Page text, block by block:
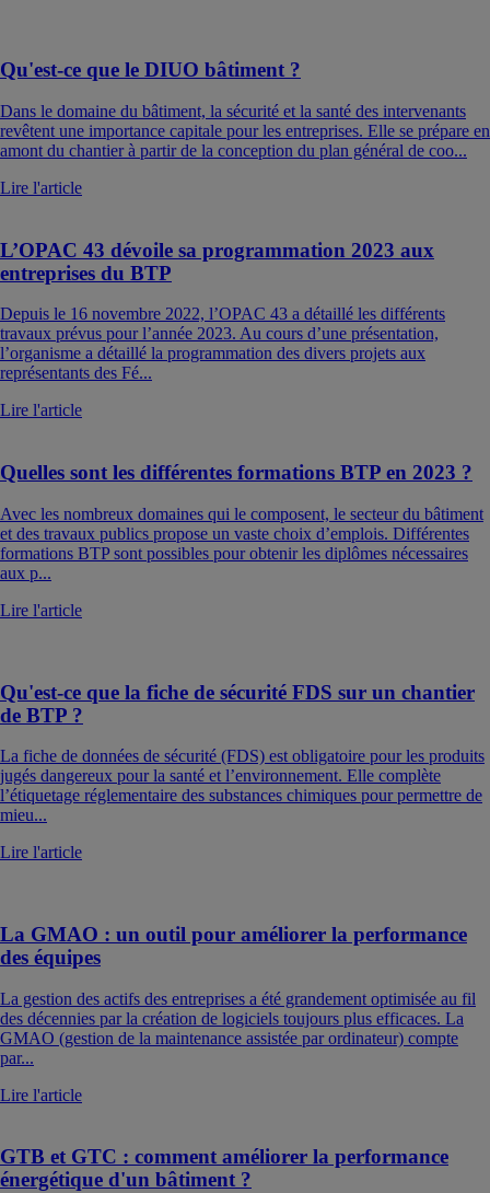
Qu'est-ce que le DIUO bâtiment ?
Dans le domaine du bâtiment, la sécurité et la santé des intervenants
revêtent une importance capitale pour les entreprises. Elle se prépare en
amont du chantier à partir de la conception du plan général de coo...
Lire l'article
L’OPAC 43 dévoile sa programmation 2023 aux
entreprises du BTP
Depuis le 16 novembre 2022, l’OPAC 43 a détaillé les différents
travaux prévus pour l’année 2023. Au cours d’une présentation,
l’organisme a détaillé la programmation des divers projets aux
représentants des Fé...
Lire l'article
Quelles sont les différentes formations BTP en 2023 ?
Avec les nombreux domaines qui le composent, le secteur du bâtiment
et des travaux publics propose un vaste choix d’emplois. Différentes
formations BTP sont possibles pour obtenir les diplômes nécessaires
aux p...
Lire l'article
Qu'est-ce que la fiche de sécurité FDS sur un chantier
de BTP ?
La fiche de données de sécurité (FDS) est obligatoire pour les produits
jugés dangereux pour la santé et l’environnement. Elle complète
l’étiquetage réglementaire des substances chimiques pour permettre de
mieu...
Lire l'article
La GMAO : un outil pour améliorer la performance
des équipes
La gestion des actifs des entreprises a été grandement optimisée au fil
des décennies par la création de logiciels toujours plus efficaces. La
GMAO (gestion de la maintenance assistée par ordinateur) compte
par...
Lire l'article
GTB et GTC : comment améliorer la performance
énergétique d'un bâtiment ?